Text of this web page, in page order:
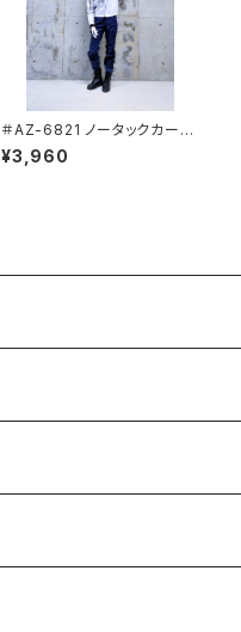
＃AZ-6821 ノータックカーゴ
パンツ 男女兼用 秋冬【AITO
Z/アイトス】
¥3,960